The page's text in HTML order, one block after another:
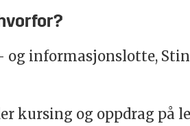
informasjonslotte,
kursing og oppdrag på